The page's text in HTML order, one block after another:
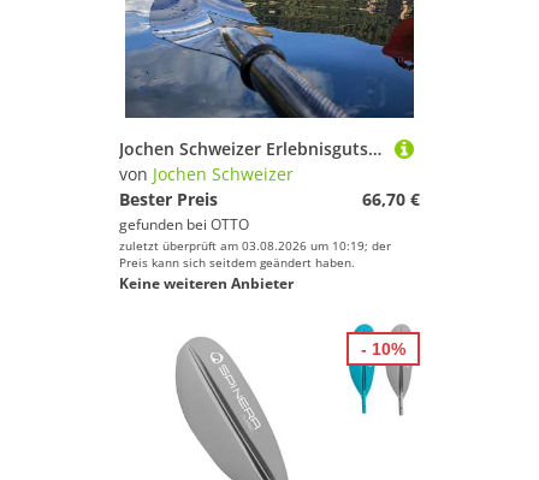
Jochen Schweizer Erlebnisgutschein Paddle Tour Heidelberg (2 Std), Fantastische Paddel-Perspektive in Heidelberg
von Jochen Schweizer
Bester Preis
66,70 €
gefunden bei OTTO
zuletzt überprüft am 03.08.2026 um 10:19; der
Preis kann sich seitdem geändert haben.
Keine weiteren Anbieter
- 10%